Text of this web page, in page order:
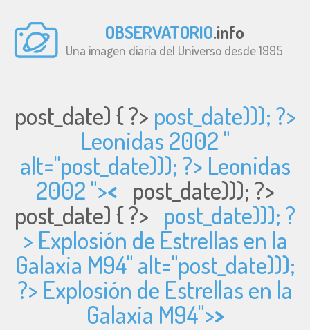
OBSERVATORIO.info
Una imagen diaria del Universo desde 1995
post_date) { ?> post_date))); ?>
Leonidas 2002 "
alt="post_date))); ?> Leonidas
2002 ">< post_date))); ?>
post_date) { ?> post_date))); ?
> Explosión de Estrellas en la
Galaxia M94" alt="post_date)));
?> Explosión de Estrellas en la
Galaxia M94">>